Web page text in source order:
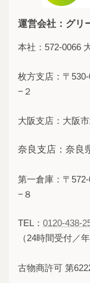
運営会社：グリ
本社：572-0066
枚方支店：〒
−２
大阪支店：大阪
奈良支店：奈良
第一倉庫：〒
−８
TEL： 0120-438-
（24時間受付／
古物商許可 第